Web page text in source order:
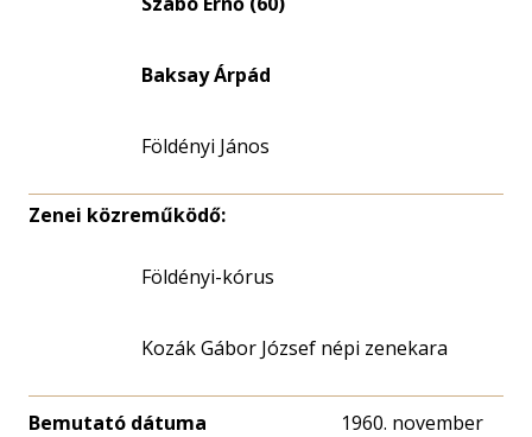
Baksay Árpád
Földényi János
Zenei közreműködő:
Földényi-kórus
Kozák Gábor József népi zenekara
Bemutató dátuma
1960. november